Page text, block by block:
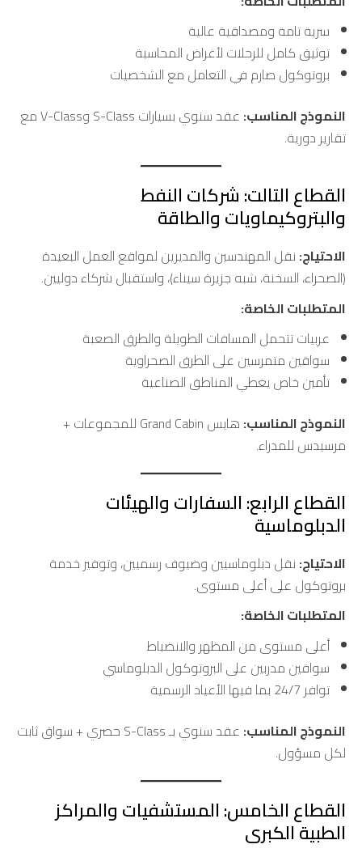
سرية تامة ومصداقية عالية
توثيق كامل للرحلات لأغراض المحاسبة
بروتوكول صارم في التعامل مع الشخصيات
النموذج المناسب:
عقد سنوي بسيارات S-Class وV-Class مع
تقارير دورية.
القطاع التالت: شركات النفط
والبتروكيماويات والطاقة
الاحتياج: نقل المهندسين والمديرين لمواقع العمل البعيدة
(الصحراء، السخنة، شبه جزيرة سيناء)، واستقبال شركاء دوليين.
المتطلبات الخاصة:
عربيات تتحمل المسافات الطويلة والطرق الصعبة
سواقين متمرسين على الطرق الصحراوية
تأمين خاص يغطي المناطق الصناعية
النموذج المناسب:
هايس Grand Cabin للمجموعات +
مرسيدس للمدراء.
القطاع الرابع: السفارات والهيئات
الدبلوماسية
الاحتياج: نقل دبلوماسيين وضيوف رسميين، وتوفير خدمة
بروتوكول على أعلى مستوى.
المتطلبات الخاصة:
أعلى مستوى من المظهر والانضباط
سواقين مدربين على البروتوكول الدبلوماسي
توافر 24/7 بما فيها الأعياد الرسمية
النموذج المناسب:
عقد سنوي بـ S-Class حصري + سواق ثابت
لكل مسؤول.
القطاع الخامس: المستشفيات والمراكز
الطبية الكبرى